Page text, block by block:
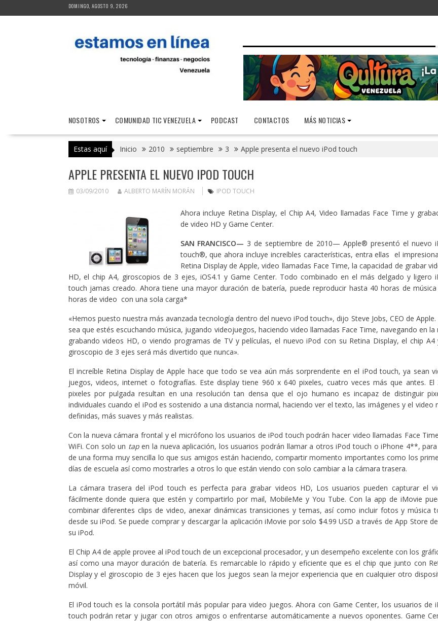
al
DOMINGO, AGOSTO 9, 2026
NOSOTROS COMUNIDAD TIC VENEZUELA PODCAST CONTACTOS MÁS NOTICIAS
Estas aquí Inicio 2010 septiembre 3 Apple presenta el nuevo iPod touch
APPLE PRESENTA EL NUEVO IPOD TOUCH
03/09/2010 ALBERTO MARÍN MORÁN IPOD TOUCH
Ahora incluye Retina Display, el Chip A4, Video llamadas Face Time y
de video HD y Game Center.
SAN FRANCISCO— 3 de septiembre de 2010— Apple® presentó el nuevo
touch®, que ahora incluye increíbles características, entra ellas el
Retina Display de Apple, video llamadas Face Time, la capacidad de grabar
HD, el chip A4, giroscopios de 3 ejes, iOS4.1 y Game Center. Todo combinado en el más delgado y ligero
touch jamas creado. Ahora tiene una mayor duración de batería, puede reproducir hasta 40 horas de
horas de video con una sola carga*
«Hemos puesto nuestra más avanzada tecnología dentro del nuevo iPod touch», dijo Steve Jobs, CEO de Apple.
sea que estés escuchando música, jugando videojuegos, haciendo video llamadas Face Time, navegando en la
grabando videos HD, o viendo programas de TV y películas, el nuevo iPod con su Retina Display, el chip A4
giroscopio de 3 ejes será más divertido que nunca».
El increíble Retina Display de Apple hace que todo se vea aún más sorprendente en el iPod touch, ya sean
juegos, videos, internet o fotografías. Este display tiene 960 x 640 pixeles, cuatro veces más que antes. El
pixeles por pulgada resultan en una resolución tan densa que el ojo humano es incapaz de distinguir
individuales cuando el iPod es sostenido a una distancia normal, haciendo ver el texto, las imágenes y el video
definidas, más suaves y más realistas.
Con la nueva cámara frontal y el micrófono los usuarios de iPod touch podrán hacer video llamadas Face
WiFi. Con solo un tapen la nueva aplicación, los usuarios podrán llamar a otros iPod touch o iPhone 4**,
de una forma muy sencilla lo que sus amigos están haciendo, compartir momento importantes como los
días de escuela así como mostrarles a otros lo que están viendo con solo cambiar a la cámara trasera.
La cámara trasera del iPod touch es perfecta para grabar videos HD, Los usuarios pueden capturar el
fácilmente donde quiera que estén y compartirlo por mail, MobileMe y You Tube. Con la app de iMovie
combinar diferentes clips de video, anexar dinámicas transiciones y temas, así como incluir fotos y música
desde su iPod. Se puede comprar y descargar la aplicación iMovie por solo $4.99 USD a través de App Store
su iPod.
El Chip A4 de apple provee al iPod touch de un excepcional procesador, y un desempeño excelente con los
así como una mayor duración de batería. Es remarcable lo rápido y eficiente que es el chip que junto con
Display y el giroscopio de 3 ejes hacen que los juegos sean la mejor experiencia que en cualquier otro
móvil.
El iPod touch es la consola portátil más popular para video juegos. Ahora con Game Center, los usuarios de
touch podrán retar y jugar con otros amigos o enfrentarse automáticamente a nuevos oponentes. Game